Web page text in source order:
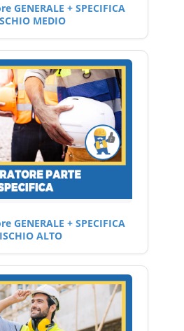
GENERALE + SPECIFICA
MEDIO
GENERALE + SPECIFICA
ALTO